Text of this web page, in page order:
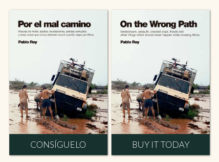
CONSÍGUELO BUY IT TODAY